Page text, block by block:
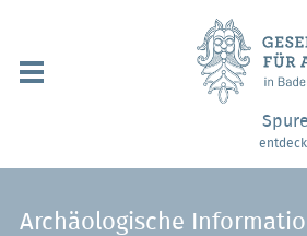
Über uns / Mitgliedschaft
Partner / Links
Archäologische